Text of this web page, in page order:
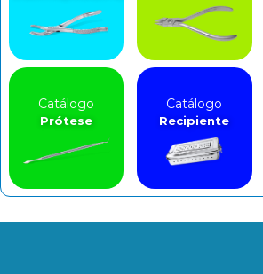
Catálogo
Prótese
Catálogo
Recipiente